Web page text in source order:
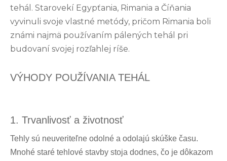
tehál. Starovekí Egypťania, Rimania a Číňania
vyvinuli svoje vlastné metódy, pričom Rimania boli
známi najmä používaním pálených tehál pri
budovaní svojej rozľahlej ríše.
VÝHODY POUŽÍVANIA TEHÁL
1. Trvanlivosť a životnosť
Tehly sú neuveriteľne odolné a odolajú skúške času.
Mnohé staré tehlové stavby stoja dodnes, čo je dôkazom